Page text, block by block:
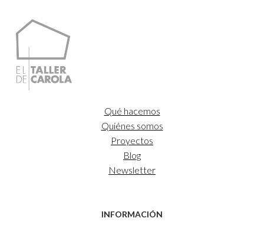
Qué hacemos
Quiénes somos
Proyectos
Blog
Newsletter
INFORMACIÓN